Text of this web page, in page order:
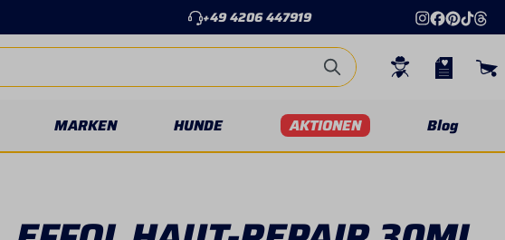
+49 4206 447919
MARKEN HUNDE AKTIONEN Blog